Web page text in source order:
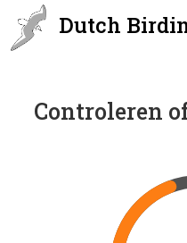
Dutch
Controleren